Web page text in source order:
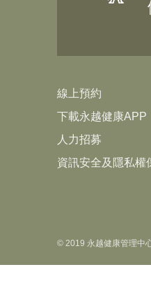
線上預約
下載永越健康APP
人力招募
資訊安全及隱私權
© 2019 永越健康管理中